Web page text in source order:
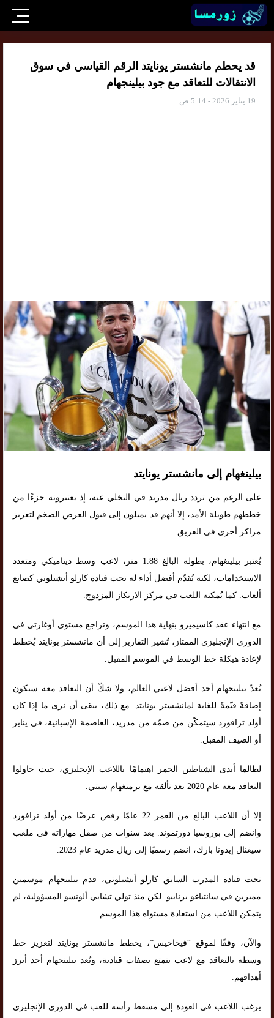
قد يحطم مانشستر يونايتد الرقم القياسي في سوق
الانتقالات للتعاقد مع جود بيلينجهام
19 يناير 2026 - 5:14 ص
بيلينغهام إلى مانشستر يونايتد
على الرغم من تردد ريال مدريد في التخلي عنه، إذ يعتبرونه جزءًا من
خططهم طويلة الأمد، إلا أنهم قد يميلون إلى قبول العرض الضخم لتعزيز
مراكز أخرى في الفريق.
يُعتبر بيلينغهام، بطوله البالغ 1.88 متر، لاعب وسط ديناميكي ومتعدد
الاستخدامات، لكنه يُقدّم أفضل أداء له تحت قيادة كارلو أنشيلوتي كصانع
ألعاب. كما يُمكنه اللعب في مركز الارتكاز المزدوج.
مع انتهاء عقد كاسيميرو بنهاية هذا الموسم، وتراجع مستوى أوغارتي في
الدوري الإنجليزي الممتاز، تُشير التقارير إلى أن مانشستر يونايتد يُخطط
لإعادة هيكلة خط الوسط في الموسم المقبل.
يُعدّ بيلينجهام أحد أفضل لاعبي العالم، ولا شكّ أن التعاقد معه سيكون
إضافةً قيّمةً للغاية لمانشستر يونايتد. مع ذلك، يبقى أن نرى ما إذا كان
أولد ترافورد سيتمكّن من ضمّه من مدريد، العاصمة الإسبانية، في يناير
أو الصيف المقبل.
لطالما أبدى الشياطين الحمر اهتمامًا باللاعب الإنجليزي، حيث حاولوا
التعاقد معه عام 2020 بعد تألقه مع برمنغهام سيتي.
إلا أن اللاعب البالغ من العمر 22 عامًا رفض عرضًا من أولد ترافورد
وانضم إلى بوروسيا دورتموند. بعد سنوات من صقل مهاراته في ملعب
سيغنال إيدونا بارك، انضم رسميًا إلى ريال مدريد عام 2023.
تحت قيادة المدرب السابق كارلو أنشيلوتي، قدم بيلينجهام موسمين
مميزين في سانتياغو برنابيو. لكن منذ تولي تشابي ألونسو المسؤولية، لم
يتمكن اللاعب من استعادة مستواه هذا الموسم.
والآن، وفقًا لموقع “فيخاخيس”، يخطط مانشستر يونايتد لتعزيز خط
وسطه بالتعاقد مع لاعب يتمتع بصفات قيادية، ويُعد بيلينجهام أحد أبرز
أهدافهم.
يرغب اللاعب في العودة إلى مسقط رأسه للعب في الدوري الإنجليزي